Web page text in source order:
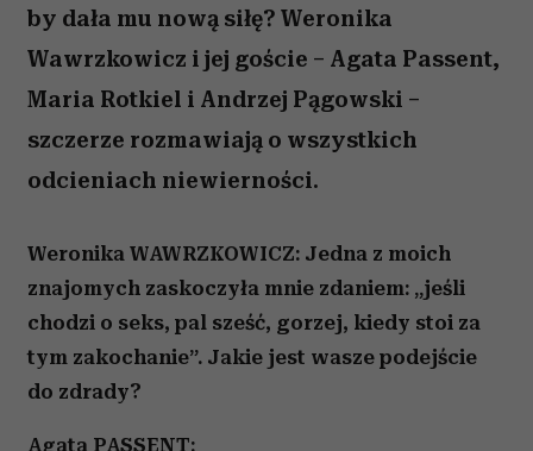
by dała mu nową siłę? Weronika
Wawrzkowicz i jej goście – Agata Passent,
Maria Rotkiel i Andrzej Pągowski –
szczerze rozmawiają o wszystkich
odcieniach niewierności.
Weronika WAWRZKOWICZ: Jedna z moich
znajomych zaskoczyła mnie zdaniem: „jeśli
chodzi o seks, pal sześć, gorzej, kiedy stoi za
tym zakochanie”. Jakie jest wasze podejście
do zdrady?
Agata PASSENT: